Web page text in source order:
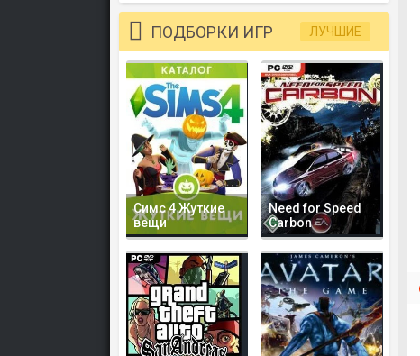
ПОДБОРКИ ИГР ЛУЧШИЕ
Симс 4 Жуткие
вещи
Need for Speed
Carbon